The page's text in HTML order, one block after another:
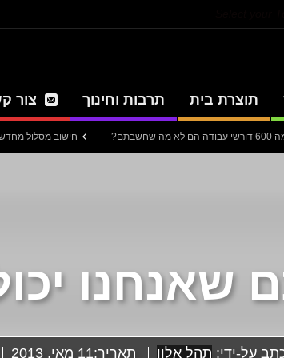
תוצרת בית תרבות וחינוך צור
חישוב מסלול מחדש: בין
שאנחנו
על-ידי: תהל אלון תאריך:11 מאי, 2013